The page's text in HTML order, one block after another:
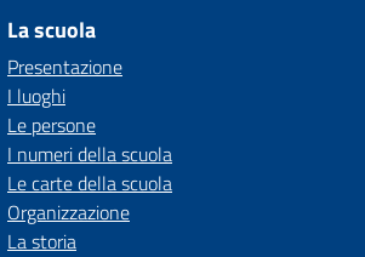
La scuola
Presentazione
I luoghi
Le persone
I numeri della scuola
Le carte della scuola
Organizzazione
La storia